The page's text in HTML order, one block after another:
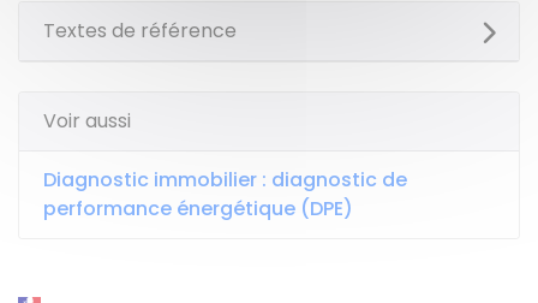
Textes de référence
Voir aussi
Diagnostic immobilier : diagnostic de
performance énergétique (DPE)